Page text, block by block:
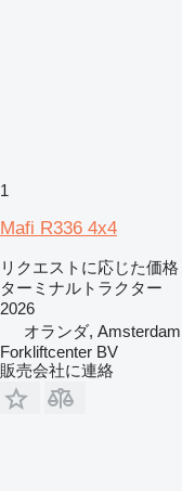
1
Mafi R336 4x4
リクエストに応じた価格
ターミナルトラクター
2026
オランダ, Amsterdam
Forkliftcenter BV
販売会社に連絡